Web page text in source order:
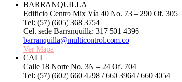
BARRANQUILLA
Edificio Centro Mix Vía 40 No. 73 – 290 Of. 305
Tel: (57) (605) 368 3754
Cel. sede Barranquilla: 317 501 4396
barranquilla@multicontrol.com.co
Ver Mapa
CALI
Calle 18 Norte No. 3N – 24 Of. 704
Tel: (57) (602) 660 4298 / 660 3964 / 660 4054